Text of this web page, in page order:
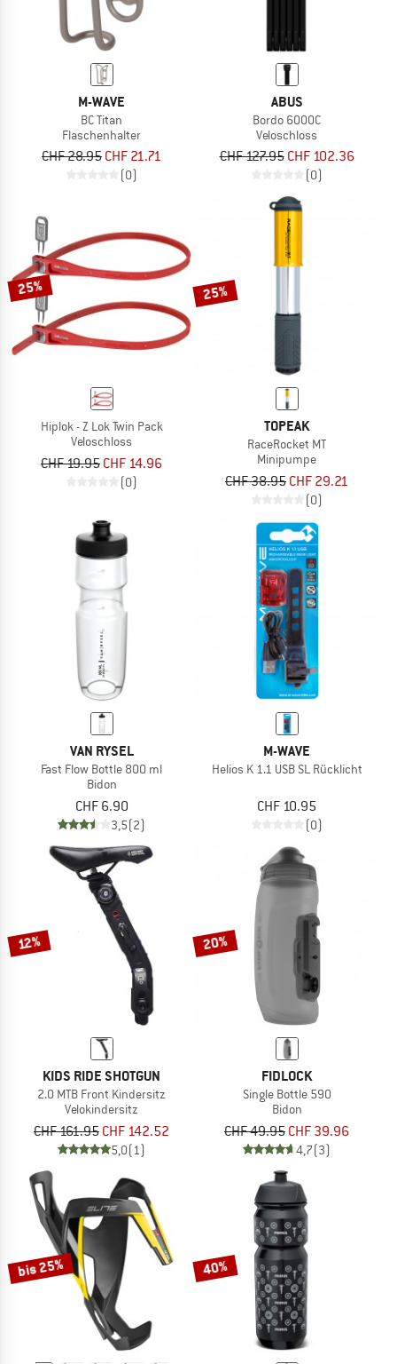
M-WAVE
BC Titan
Flaschenhalter
CHF 28.95 CHF 21.71
(0)
ABUS
Bordo 6000C
Veloschloss
CHF 127.95 CHF 102.36
(0)
25%
Hiplok - Z Lok Twin Pack
Veloschloss
CHF 19.95 CHF 14.96
(0)
25%
TOPEAK
RaceRocket MT
Minipumpe
CHF 38.95 CHF 29.21
(0)
VAN RYSEL
Fast Flow Bottle 800 ml
Bidon
CHF 6.90
3,5(2)
M-WAVE
Helios K 1.1 USB SL Rücklicht
CHF 10.95
(0)
12%
KIDS RIDE SHOTGUN
2.0 MTB Front Kindersitz
Velokindersitz
CHF 161.95 CHF 142.52
5,0(1)
20%
FIDLOCK
Single Bottle 590
Bidon
CHF 49.95 CHF 39.96
4,7(3)
bis 25% 40%